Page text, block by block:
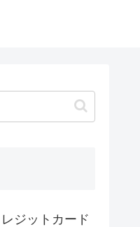
ジットカード